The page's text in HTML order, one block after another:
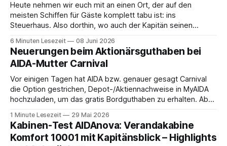
Heute nehmen wir euch mit an einen Ort, der auf den
meisten Schiffen für Gäste komplett tabu ist: ins
Steuerhaus. Also dorthin, wo auch der Kapitän seinen
Saxonia ging es zur Mittagszeit von Mainz Richtung Koblenz
– und wir durften für ein
6 Minuten Lesezeit 08 Juni 2026
Neuerungen beim Aktionärsguthaben bei
AIDA-Mutter Carnival
Vor einigen Tagen hat AIDA bzw. genauer gesagt Carnival
die Option gestrichen, Depot-/Aktiennachweise in MyAIDA
hochzuladen, um das gratis Bordguthaben zu erhalten. Ab
werden, um das Bordguthaben zu erhalten. Bereits vor
einiger Zeit wurde zudem die Möglichkeit gestrichen, das
Bordguthaben per
1 Minute Lesezeit 29 Mai 2026
Kabinen-Test AIDAnova: Verandakabine
Komfort 10001 mit Kapitänsblick – Highlights